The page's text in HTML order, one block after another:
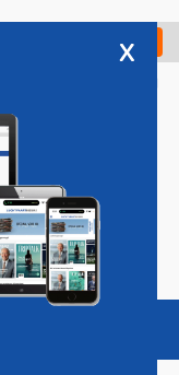
Check in
Vacatures
x